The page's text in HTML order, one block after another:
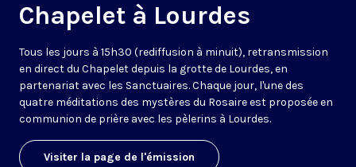
Chapelet à Lourdes
Tous les jours à 15h30 (rediffusion à minuit), retransmission
en direct du Chapelet depuis la grotte de Lourdes, en
partenariat avec les Sanctuaires. Chaque jour, l'une des
quatre méditations des mystères du Rosaire est proposée en
communion de prière avec les pèlerins à Lourdes.
Visiter la page de l'émission